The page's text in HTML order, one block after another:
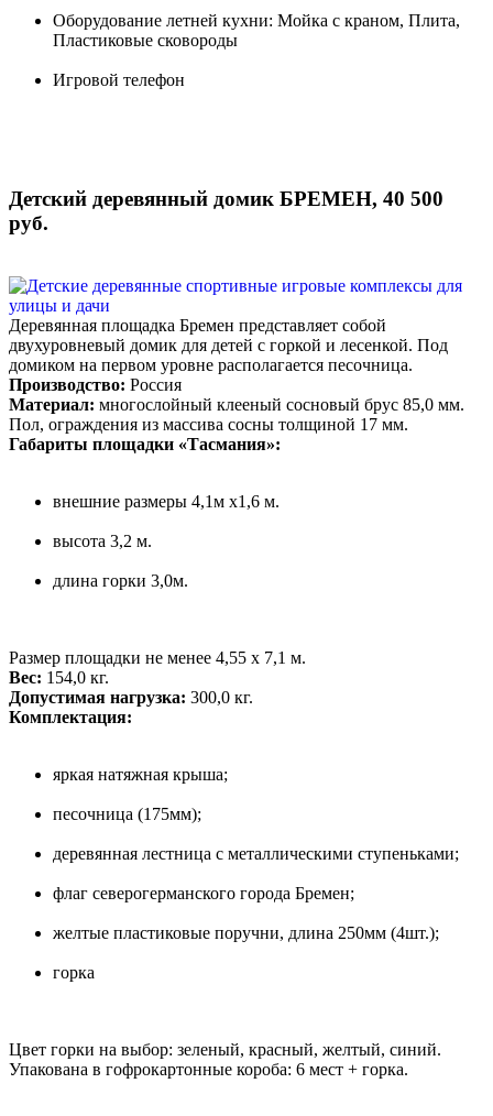
Оборудование летней кухни: Мойка с краном, Плита,
Пластиковые сковороды
Игровой телефон
Детский деревянный домик БРЕМЕН, 40 500
руб.
Деревянная площадка Бремен представляет собой
двухуровневый домик для детей с горкой и лесенкой. Под
домиком на первом уровне располагается песочница.
Производство: Россия
Материал: многослойный клееный сосновый брус 85,0 мм.
Пол, ограждения из массива сосны толщиной 17 мм.
Габариты площадки «Тасмания»:
внешние размеры 4,1м х1,6 м.
высота 3,2 м.
длина горки 3,0м.
Размер площадки не менее 4,55 х 7,1 м.
Вес: 154,0 кг.
Допустимая нагрузка: 300,0 кг.
Комплектация:
яркая натяжная крыша;
песочница (175мм);
деревянная лестница с металлическими ступеньками;
флаг северогерманского города Бремен;
желтые пластиковые поручни, длина 250мм (4шт.);
горка
Цвет горки на выбор: зеленый, красный, желтый, синий.
Упакована в гофрокартонные короба: 6 мест + горка.